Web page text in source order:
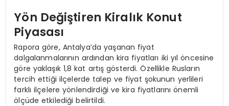
Yön Değiştiren Kiralık Konut
Piyasası
Rapora göre, Antalya’da yaşanan fiyat
dalgalanmalarının ardından kira fiyatları iki yıl öncesine
göre yaklaşık 1,8 kat artış gösterdi. Özellikle Rusların
tercih ettiği ilçelerde talep ve fiyat şokunun yerlileri
farklı ilçelere yönlendirdiği ve kira fiyatlarını önemli
ölçüde etkilediği belirtildi.